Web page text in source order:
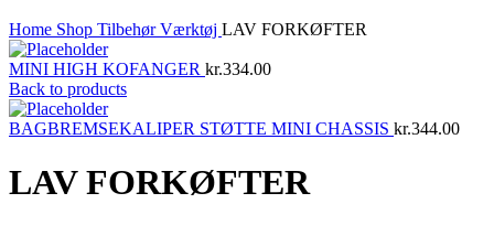
Home Shop TilbehørVærktøj LAV FORKØFTER
MINI HIGH KOFANGER kr.334.00
Back to products
BAGBREMSEKALIPER STØTTE MINI CHASSIS kr.344.00
LAV FORKØFTER